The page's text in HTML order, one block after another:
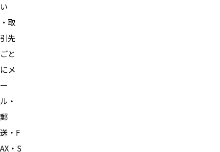
い
・取
引先
ごと
にメ
ー
ル・
郵
送・F
AX・S